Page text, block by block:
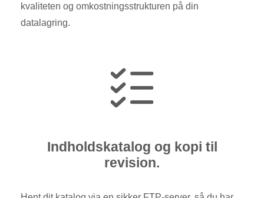
kvaliteten og omkostningsstrukturen på din
datalagring.
Indholdskatalog og kopi til
revision.